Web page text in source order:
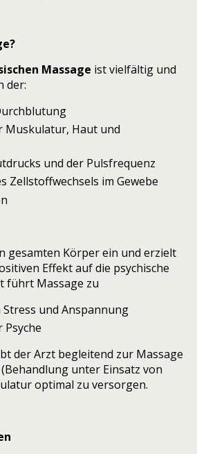
Massage ist vielfältig und
der:
Muskulatur, Haut und
und der Pulsfrequenz
Zellstoffwechsels im Gewebe
gesamten Körper ein und erzielt
Effekt auf die psychische
führt Massage zu
und Anspannung
der Arzt begleitend zur Massage
unter Einsatz von
optimal zu versorgen.